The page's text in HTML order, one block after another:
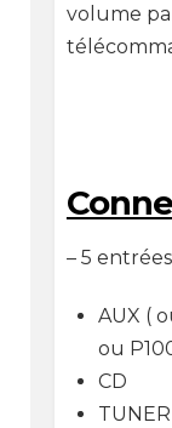
volume
– 5
AUX (
ou
CD
TUNER